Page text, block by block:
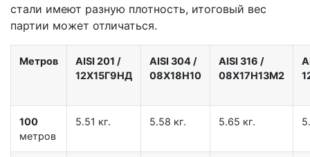
стали имеют разную плотность, итоговый вес
партии может отличаться.
Метров AISI 201 /
12X15Г9НД
AISI 304 /
08Х18Н10
AISI 316 /
08Х17Н13М2
100
метров
5.51 кг. 5.58 кг. 5.65 кг.